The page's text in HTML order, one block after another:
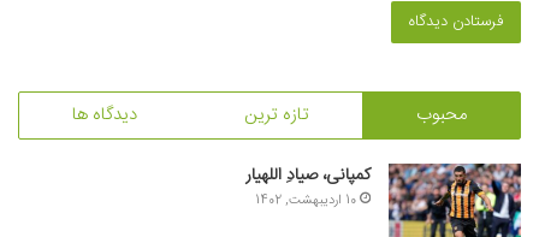
محبوب تازه ترین دیدگاه ها
کمپانی، صیادِ اللهیار
10 اردیبهشت, 1402